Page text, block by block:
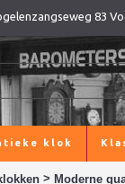
83
klok
> Moderne